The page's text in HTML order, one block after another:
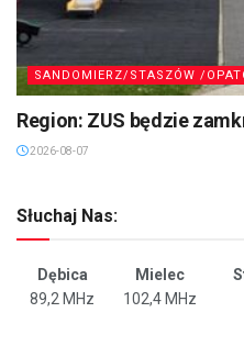
SANDOMIERZ/STASZÓW /
Region: ZUS będzie
2026-08-07
Słuchaj Nas:
Dębica Mielec
89,2 MHz
102,4 MHz